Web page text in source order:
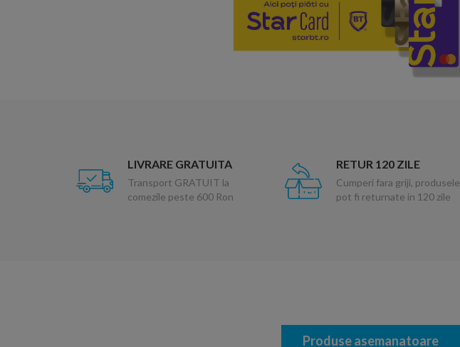
LIVRARE GRATUITA
Transport GRATUIT la
comezile peste 600 Ron
RETUR 120 ZILE
Cumperi fara griji, produsele
pot fi returnate in 120 zile
Produse asemanatoare